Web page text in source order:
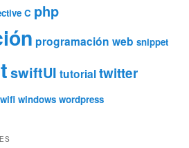
C php
programación web snippet
swiftUI tutorialtwitter
wifi windows wordpress